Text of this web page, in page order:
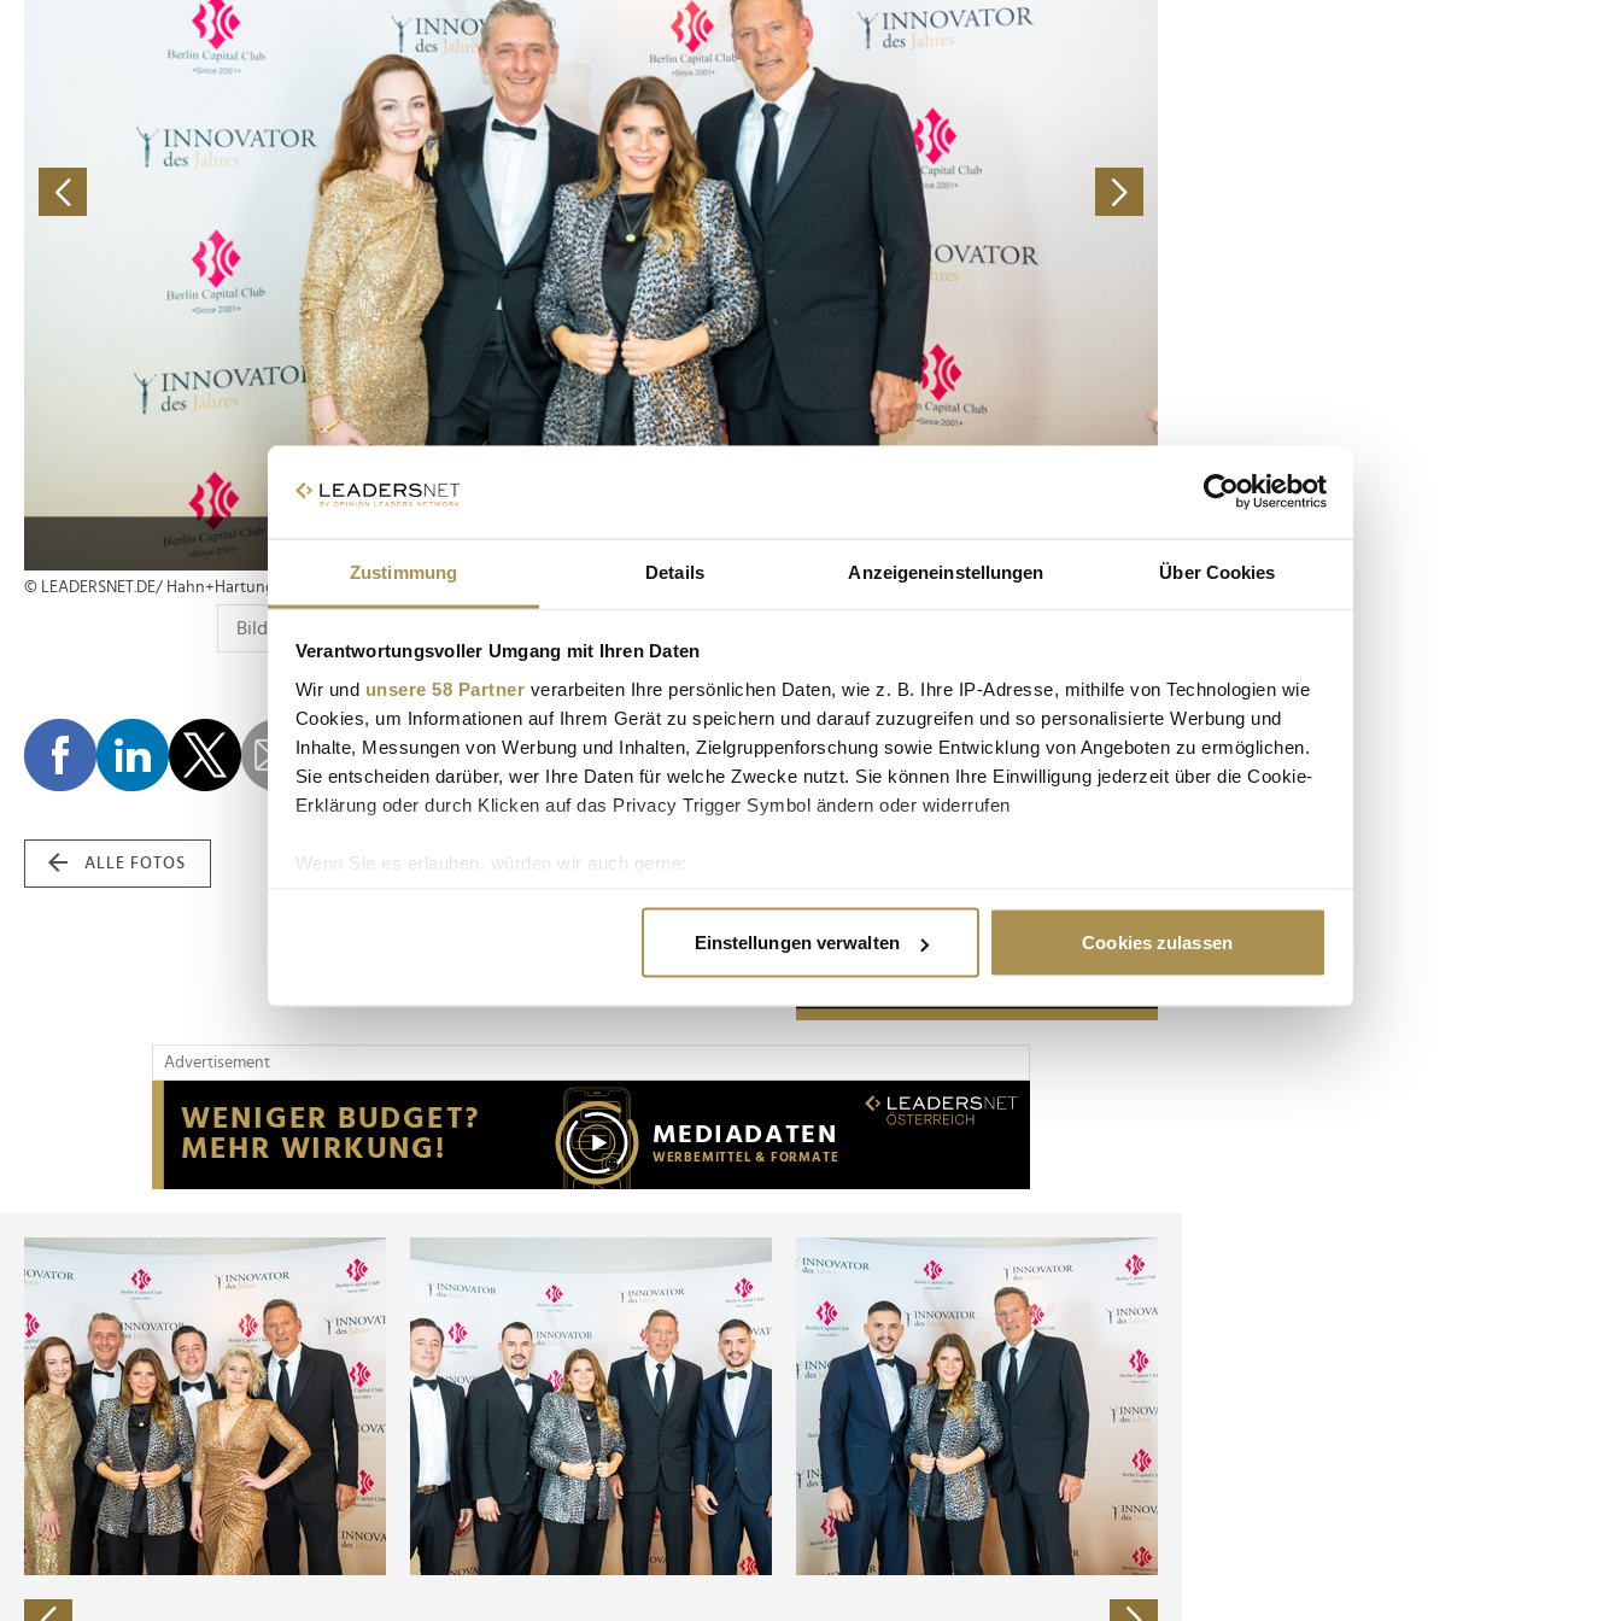
Zustimmung Details Anzeigeneinstellungen Über Cookies
Verantwortungsvoller Umgang mit Ihren Daten
Wir und unsere 58 Partner verarbeiten Ihre persönlichen Daten, wie z. B. Ihre IP-Adresse, mithilfe von Technologien wie
Cookies, um Informationen auf Ihrem Gerät zu speichern und darauf zuzugreifen und so personalisierte Werbung und
Inhalte, Messungen von Werbung und Inhalten, Zielgruppenforschung sowie Entwicklung von Angeboten zu ermöglichen.
Sie entscheiden darüber, wer Ihre Daten für welche Zwecke nutzt. Sie können Ihre Einwilligung jederzeit über die Cookie-
Erklärung oder durch Klicken auf das Privacy Trigger Symbol ändern oder widerrufen
Wenn Sie es erlauben, würden wir auch gerne:
Erfahren Sie mehr darüber, wie Ihre persönlichen Daten verarbeitet werden, und legen Sie Ihre Präferenzen im
Wir verwenden Cookies, um Inhalte und Anzeigen zu personalisieren, Funktionen für soziale Medien anbieten zu können
Website an unsere Partner für soziale Medien, Werbung und Analysen weiter. Unsere Partner führen diese Informationen
möglicherweise mit weiteren Daten zusammen, die Sie ihnen bereitgestellt haben oder die sie im Rahmen Ihrer Nutzung
der Dienste gesammelt haben.
Einstellungen verwalten Cookies zulassen
© LEADERSNET.DE/ Hahn+Hartung / Miguel Hahn
ALLE FOTOS
Advertisement
Advertisement